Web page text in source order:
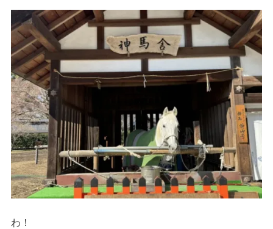
わ！